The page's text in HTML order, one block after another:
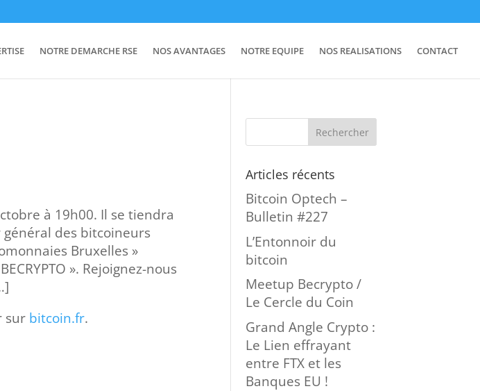
NOTRE DEMARCHE RSE NOS AVANTAGES NOTRE EQUIPE NOS REALISATIONS CONTACT
à 19h00. Il se tiendra
général des bitcoineurs
Bruxelles »
». Rejoignez-nous
sur bitcoin.fr.
Articles récents
Bitcoin Optech –
Bulletin #227
L’Entonnoir du
bitcoin
Meetup Becrypto /
Le Cercle du Coin
Grand Angle Crypto :
Le Lien effrayant
entre FTX et les
Banques EU !